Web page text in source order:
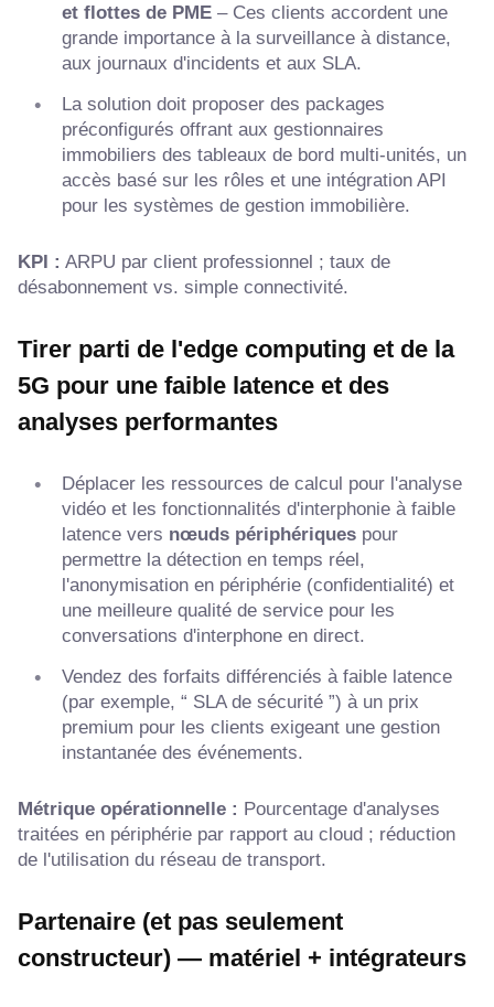
et flottes de PME – Ces clients accordent une
grande importance à la surveillance à distance,
aux journaux d'incidents et aux SLA.
La solution doit proposer des packages
préconfigurés offrant aux gestionnaires
immobiliers des tableaux de bord multi-unités, un
accès basé sur les rôles et une intégration API
pour les systèmes de gestion immobilière.
KPI : ARPU par client professionnel ; taux de
désabonnement vs. simple connectivité.
Tirer parti de l'edge computing et de la
5G pour une faible latence et des
analyses performantes
Déplacer les ressources de calcul pour l'analyse
vidéo et les fonctionnalités d'interphonie à faible
latence vers nœuds périphériques pour
permettre la détection en temps réel,
l'anonymisation en périphérie (confidentialité) et
une meilleure qualité de service pour les
conversations d'interphone en direct.
Vendez des forfaits différenciés à faible latence
(par exemple, “ SLA de sécurité ”) à un prix
premium pour les clients exigeant une gestion
instantanée des événements.
Métrique opérationnelle : Pourcentage d'analyses
traitées en périphérie par rapport au cloud ; réduction
de l'utilisation du réseau de transport.
Partenaire (et pas seulement
constructeur) — matériel + intégrateurs